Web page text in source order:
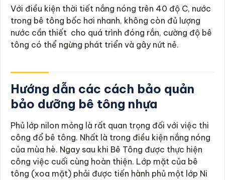
Với điều kiện thời tiết nắng nóng trên 40 độ C, nước
trong bê tông bốc hơi nhanh, không còn đủ lượng
nước cần thiết cho quá trình đóng rắn, cường độ bê
tông có thể ngừng phát triển và gây nứt nẻ.
Hướng dẫn các cách bảo quản
bảo dưỡng bê tông nhựa
Phủ lớp nilon mỏng là rất quan trọng đối với việc thi
công đổ bê tông. Nhất là trong điều kiện nắng nóng
của mùa hè. Ngay sau khi Bê Tông được thực hiện
công việc cuối cùng hoàn thiện. Lớp mặt của bê
tông (xoa mặt) phải được tiến hành phủ một lớp Ni